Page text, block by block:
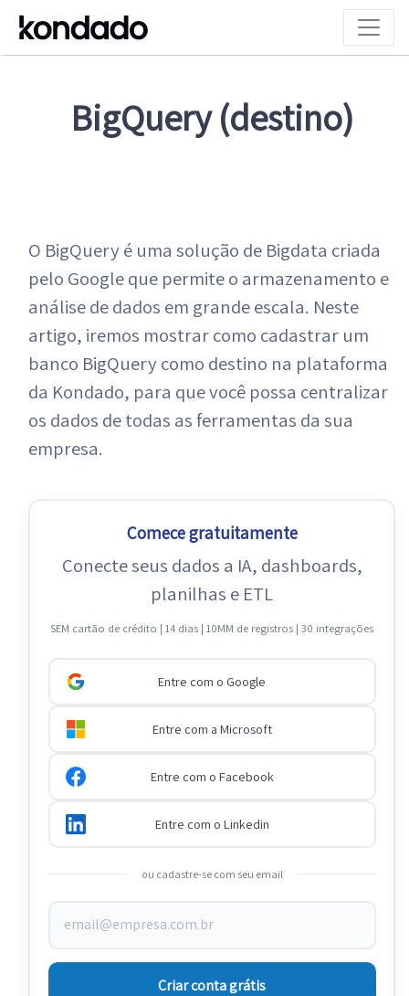
BigQuery (destino)
O BigQuery é uma solução de Bigdata criada
pelo Google que permite o armazenamento e
análise de dados em grande escala. Neste
artigo, iremos mostrar como cadastrar um
banco BigQuery como destino na plataforma
da Kondado, para que você possa centralizar
os dados de todas as ferramentas da sua
empresa.
Comece gratuitamente
Conecte seus dados a IA, dashboards,
planilhas e ETL
SEM cartão de crédito | 14 dias | 10MM de registros | 30 integrações
Entre com o Google
Entre com a Microsoft
Entre com o Facebook
Entre com o Linkedin
ou cadastre-se com seu email
Criar conta grátis